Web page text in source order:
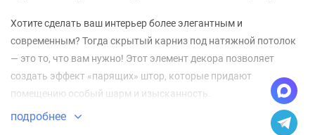
Хотите сделать ваш интерьер более элегантным и
современным? Тогда скрытый карниз под натяжной потолок
— это то, что вам нужно! Этот элемент декора позволяет
создать эффект «парящих» штор, которые придают
помещению особый шарм и изысканность.
Что такое скрытый карниз и как он работает?
подробнее